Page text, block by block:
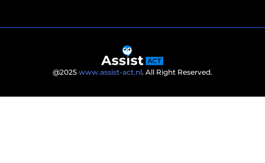
@2025 www.assist-act.nl. All Right Reserved.